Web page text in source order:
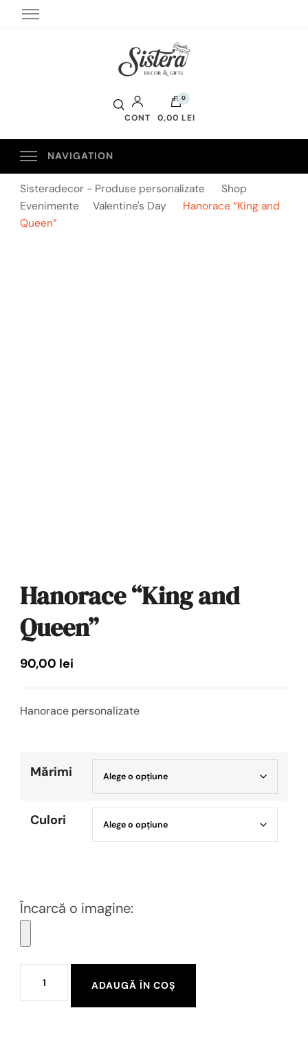
CONT
0
0,00 LEI
Sisteradecor - Produse personalizate
Shop
Evenimente
Valentine's Day
Hanorace “King and
Queen”
Hanorace “King and
Queen”
90,00 lei
Hanorace personalizate
Mărimi
Culori
Încarcă o imagine:
Hanorace
ADAUGĂ ÎN COȘ